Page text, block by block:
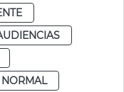
NORMAL